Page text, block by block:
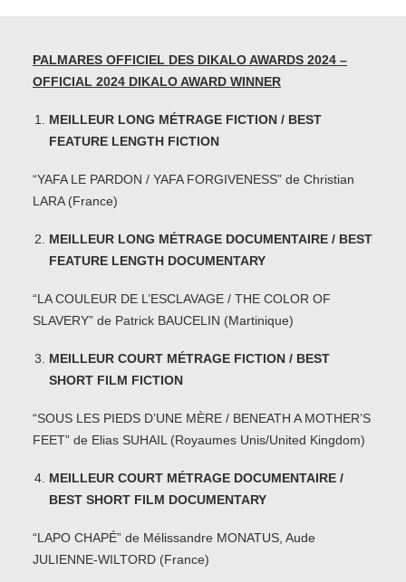
PALMARES OFFICIEL DES DIKALO AWARDS 2024 –
OFFICIAL 2024 DIKALO AWARD WINNER
MEILLEUR LONG MÉTRAGE FICTION / BEST
FEATURE LENGTH FICTION
“YAFA LE PARDON / YAFA FORGIVENESS” de Christian
LARA (France)
MEILLEUR LONG MÉTRAGE DOCUMENTAIRE / BEST
FEATURE LENGTH DOCUMENTARY
“LA COULEUR DE L’ESCLAVAGE / THE COLOR OF
SLAVERY” de Patrick BAUCELIN (Martinique)
MEILLEUR COURT MÉTRAGE FICTION / BEST
SHORT FILM FICTION
“SOUS LES PIEDS D’UNE MÈRE / BENEATH A MOTHER’S
FEET” de Elias SUHAIL (Royaumes Unis/United Kingdom)
MEILLEUR COURT MÉTRAGE DOCUMENTAIRE /
BEST SHORT FILM DOCUMENTARY
“LAPO CHAPÉ” de Mélissandre MONATUS, Aude
JULIENNE-WILTORD (France)